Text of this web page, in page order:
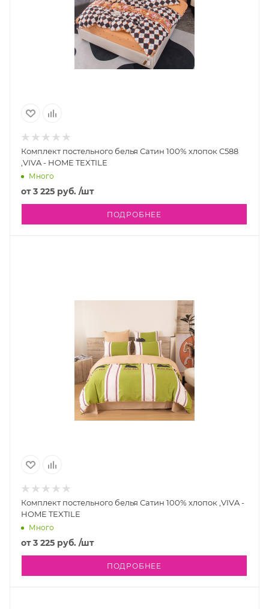
Комплект постельного белья Сатин 100% хлопок C588
,VIVA - HOME TEXTILE
Много
от3 225 руб. /шт
ПОДРОБНЕЕ
Комплект постельного белья Сатин 100% хлопок ,VIVA -
HOME TEXTILE
Много
от3 225 руб. /шт
ПОДРОБНЕЕ